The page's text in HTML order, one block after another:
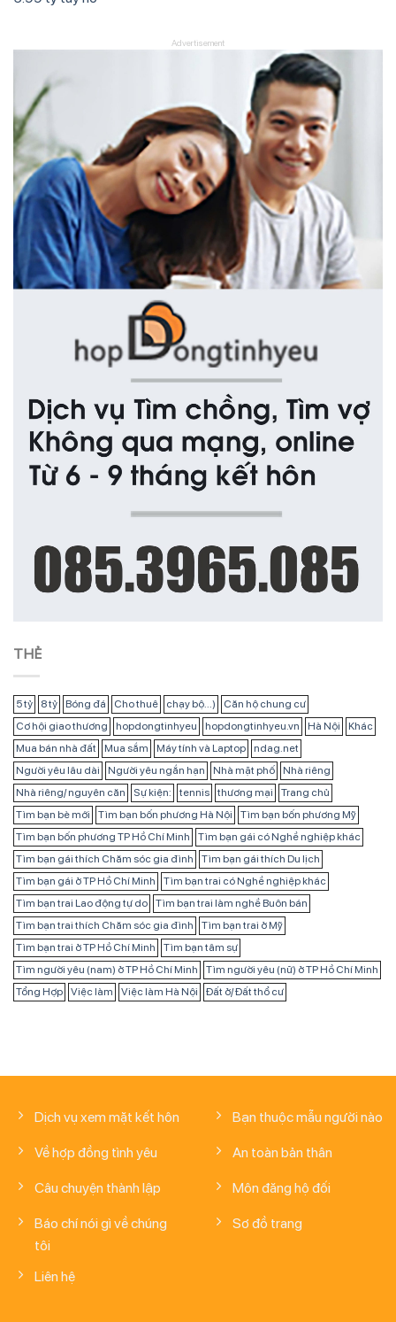
Advertisement
THẺ
5 tỷ 8 tỷ Bóng đá Cho thuê chạy bộ...)
Căn hộ chung cư
Cơ hội giao thương
hopdongtinhyeu hopdongtinhyeu.vn Hà Nội
Khác
Mua bán nhà đất
Mua sắm Máy tính và Laptop
ndag.net
Người yêu lâu dài
Người yêu ngắn hạn Nhà mặt phố
Nhà riêng
Nhà riêng/ nguyên căn
Sự kiện: tennis thương mại
Trang chủ
Tìm bạn bè mới
Tìm bạn bốn phương Hà Nội
Tìm bạn bốn phương Mỹ
Tìm bạn bốn phương TP Hồ Chí Minh
Tìm bạn gái có Nghề nghiệp khác
Tìm bạn gái thích Chăm sóc gia đình
Tìm bạn gái thích Du lịch
Tìm bạn gái ở TP Hồ Chí Minh
Tìm bạn trai có Nghề nghiệp khác
Tìm bạn trai Lao động tự do
Tìm bạn trai làm nghề Buôn bán
Tìm bạn trai thích Chăm sóc gia đình
Tìm bạn trai ở Mỹ
Tìm bạn trai ở TP Hồ Chí Minh
Tìm bạn tâm sự
Tìm người yêu (nam) ở TP Hồ Chí Minh
Tìm người yêu (nữ) ở TP Hồ Chí Minh
Tổng Hợp
Việc làm Việc làm Hà Nội Đất ở/ Đất thổ cư
Dịch vụ xem mặt kết hôn
Về hợp đồng tình yêu
Câu chuyện thành lập
Báo chí nói gì về chúng
tôi
Liên hệ
Bạn thuộc mẫu người nào
An toàn bản thân
Môn đăng hộ đối
Sơ đồ trang